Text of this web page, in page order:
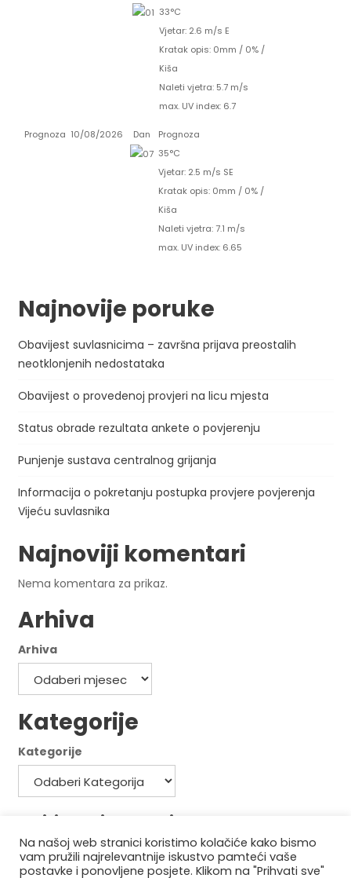
33°C
Vjetar: 2.6 m/s E
Kratak opis: 0mm / 0%/
Kiša
Naleti vjetra: 5.7 m/s
max. UV index: 6.7
Prognoza 10/08/2026 Dan
Prognoza
35°C
Vjetar: 2.5 m/s SE
Kratak opis: 0mm / 0%/
Kiša
Naleti vjetra: 7.1 m/s
max. UV index: 6.65
Najnovije poruke
Obavijest suvlasnicima – završna prijava preostalih
neotklonjenih nedostataka
Obavijest o provedenoj provjeri na licu mjesta
Status obrade rezultata ankete o povjerenju
Punjenje sustava centralnog grijanja
Informacija o pokretanju postupka provjere povjerenja
Vijeću suvlasnika
Najnoviji komentari
Nema komentara za prikaz.
Arhiva
Arhiva
Kategorije
Kategorije
Politika privatnosti
Politika kolačića
Na našoj web stranici koristimo kolačiće kako bismo
vam pružili najrelevantnije iskustvo pamteći vaše
postavke i ponovljene posjete. Klikom na "Prihvati sve"